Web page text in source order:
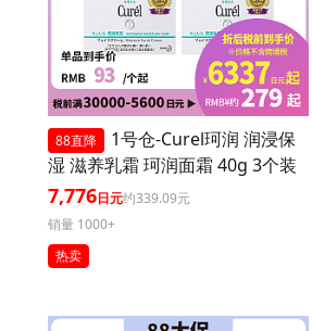
88直降
1号仓-Curel珂润 润浸保
湿 滋养乳霜 珂润面霜 40g 3个装
7,776日元约339.09元
销量 1000+
热卖